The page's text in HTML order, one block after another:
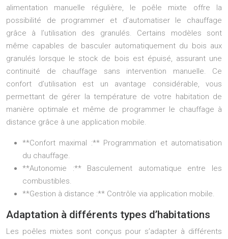
alimentation manuelle régulière, le poêle mixte offre la
possibilité de programmer et d’automatiser le chauffage
grâce à l’utilisation des granulés. Certains modèles sont
même capables de basculer automatiquement du bois aux
granulés lorsque le stock de bois est épuisé, assurant une
continuité de chauffage sans intervention manuelle. Ce
confort d’utilisation est un avantage considérable, vous
permettant de gérer la température de votre habitation de
manière optimale et même de programmer le chauffage à
distance grâce à une application mobile.
**Confort maximal :** Programmation et automatisation
du chauffage.
**Autonomie :** Basculement automatique entre les
combustibles.
**Gestion à distance :** Contrôle via application mobile.
Adaptation à différents types d’habitations
Les poêles mixtes sont conçus pour s’adapter à différents